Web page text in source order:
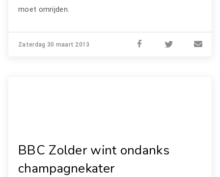
moet omrijden.
Zaterdag 30 maart 2013
BBC Zolder wint ondanks
champagnekater